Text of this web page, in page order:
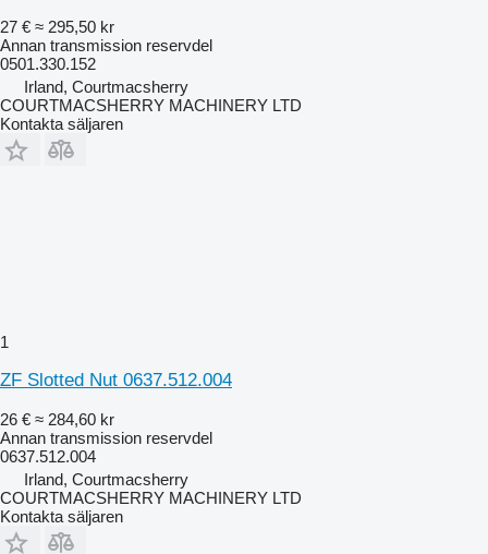
27 € ≈ 295,50 kr
Annan transmission reservdel
0501.330.152
Irland, Courtmacsherry
COURTMACSHERRY MACHINERY LTD
Kontakta säljaren
1
ZF Slotted Nut 0637.512.004
26 € ≈ 284,60 kr
Annan transmission reservdel
0637.512.004
Irland, Courtmacsherry
COURTMACSHERRY MACHINERY LTD
Kontakta säljaren